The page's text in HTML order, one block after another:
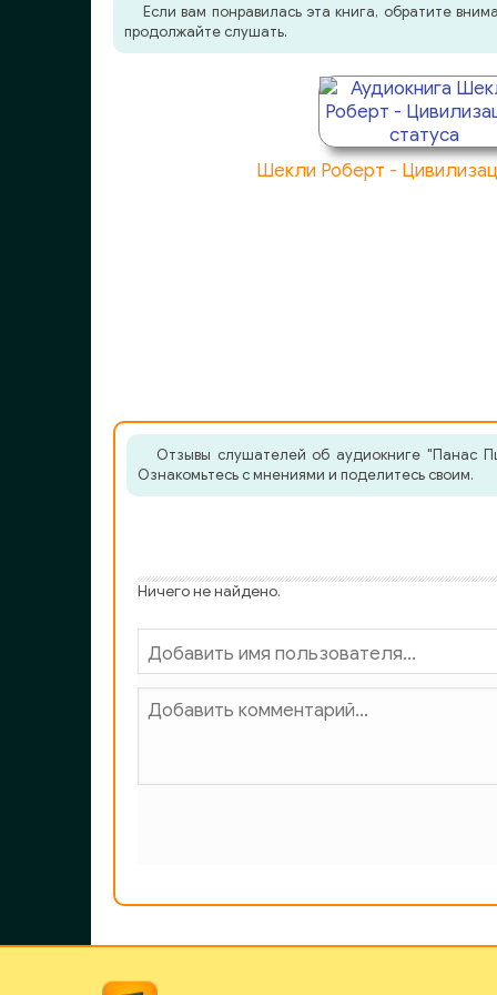
Хлебник_31
Хлебник_32
Если вам понравилась эта книга, обратите
продолжайте слушать.
Шекли Роберт -
Отзывы слушателей об аудиокниге "Панас
Ознакомьтесь с мнениями и поделитесь своим.
Ничего не найдено.